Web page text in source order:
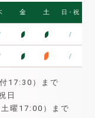
金 土 日・祝
● ● /
● ● /
17:30）まで
日
曜17:00）まで